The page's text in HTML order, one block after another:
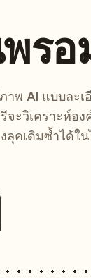
ร
าพ AI แบบละเ
จะวิเคราะห์อง
ลุคเดิมซ้ำได้ใน